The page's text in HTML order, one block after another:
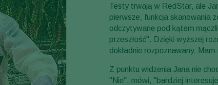
Testy trwają w RedStar, ale
pierwsze, funkcja skanowania
odczytywane pod kątem
przeszłość". Dzięki wyższej
dokładnie rozpoznawany.
Z punktu widzenia Jana nie
"Nie", mówi, "bardziej